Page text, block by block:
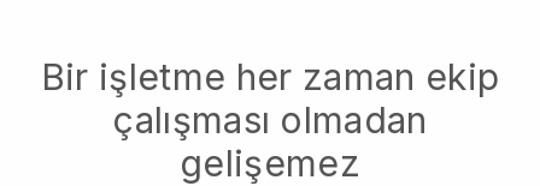
Bir işletme her zaman ekip
çalışması olmadan
gelişemez